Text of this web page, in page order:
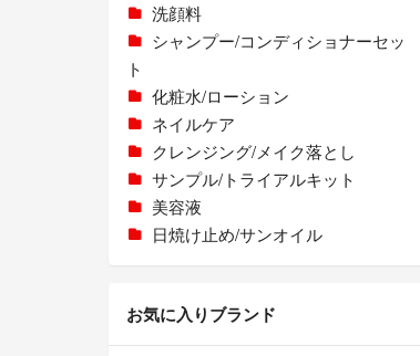
洗顔料
シャンプー/コンディショナーセッ
ト
化粧水/ローション
ネイルケア
クレンジング/メイク落とし
サンプル/トライアルキット
美容液
日焼け止め/サンオイル
お気に入りブランド